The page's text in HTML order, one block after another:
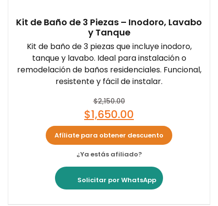
Kit de Baño de 3 Piezas – Inodoro, Lavabo
y Tanque
Kit de baño de 3 piezas que incluye inodoro,
tanque y lavabo. Ideal para instalación o
remodelación de baños residenciales. Funcional,
resistente y fácil de instalar.
$2,150.00
$1,650.00
Afíliate para obtener descuento
¿Ya estás afiliado?
Solicitar por WhatsApp